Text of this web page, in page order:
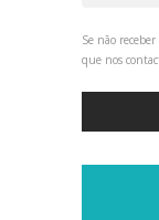
Se não
que nos